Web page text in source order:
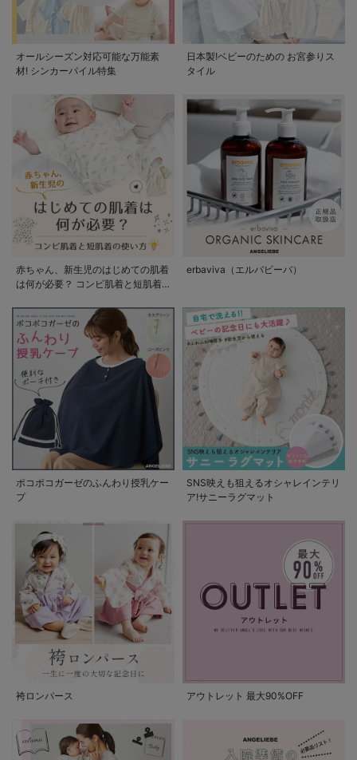
オールシーズン対応可能な万能素
材! シンカーパイル特集
日本製!ベビーのための お宮参りス
タイル
赤ちゃん、新生児のはじめての肌着
は何が必要？ コンビ肌着と短肌着
erbaviva（エルバビーバ）
ポコポコガーゼのふんわり授乳ケー
プ
SNS映えも狙えるオシャレインテリ
ア!サニーラグマット
袴ロンパース アウトレット 最大90%OFF